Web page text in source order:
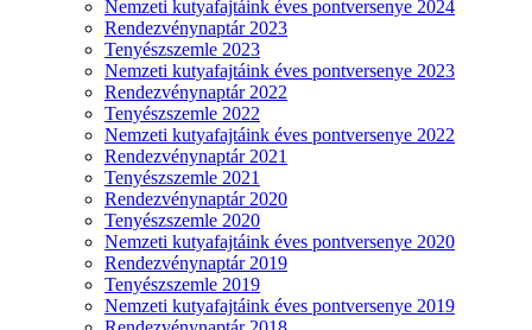
Nemzeti kutyafajtáink éves pontversenye 2024
Rendezvénynaptár 2023
Tenyészszemle 2023
Nemzeti kutyafajtáink éves pontversenye 2023
Rendezvénynaptár 2022
Tenyészszemle 2022
Nemzeti kutyafajtáink éves pontversenye 2022
Rendezvénynaptár 2021
Tenyészszemle 2021
Rendezvénynaptár 2020
Tenyészszemle 2020
Nemzeti kutyafajtáink éves pontversenye 2020
Rendezvénynaptár 2019
Tenyészszemle 2019
Nemzeti kutyafajtáink éves pontversenye 2019